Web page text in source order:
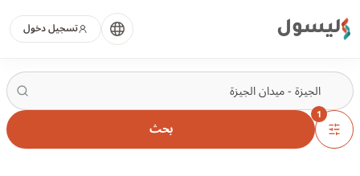
ليسول تسجيل دخول
1
بحث